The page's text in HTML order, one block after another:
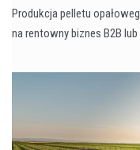
Produkcja pelletu
na rentowny biznes B2B